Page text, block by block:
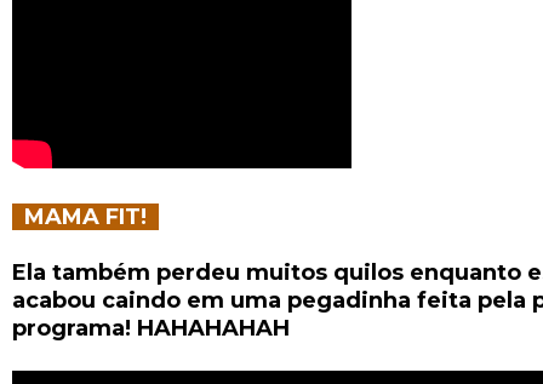
MAMA FIT!
Ela também perdeu muitos quilos enquanto
acabou caindo em uma pegadinha feita pela
programa! HAHAHAHAH